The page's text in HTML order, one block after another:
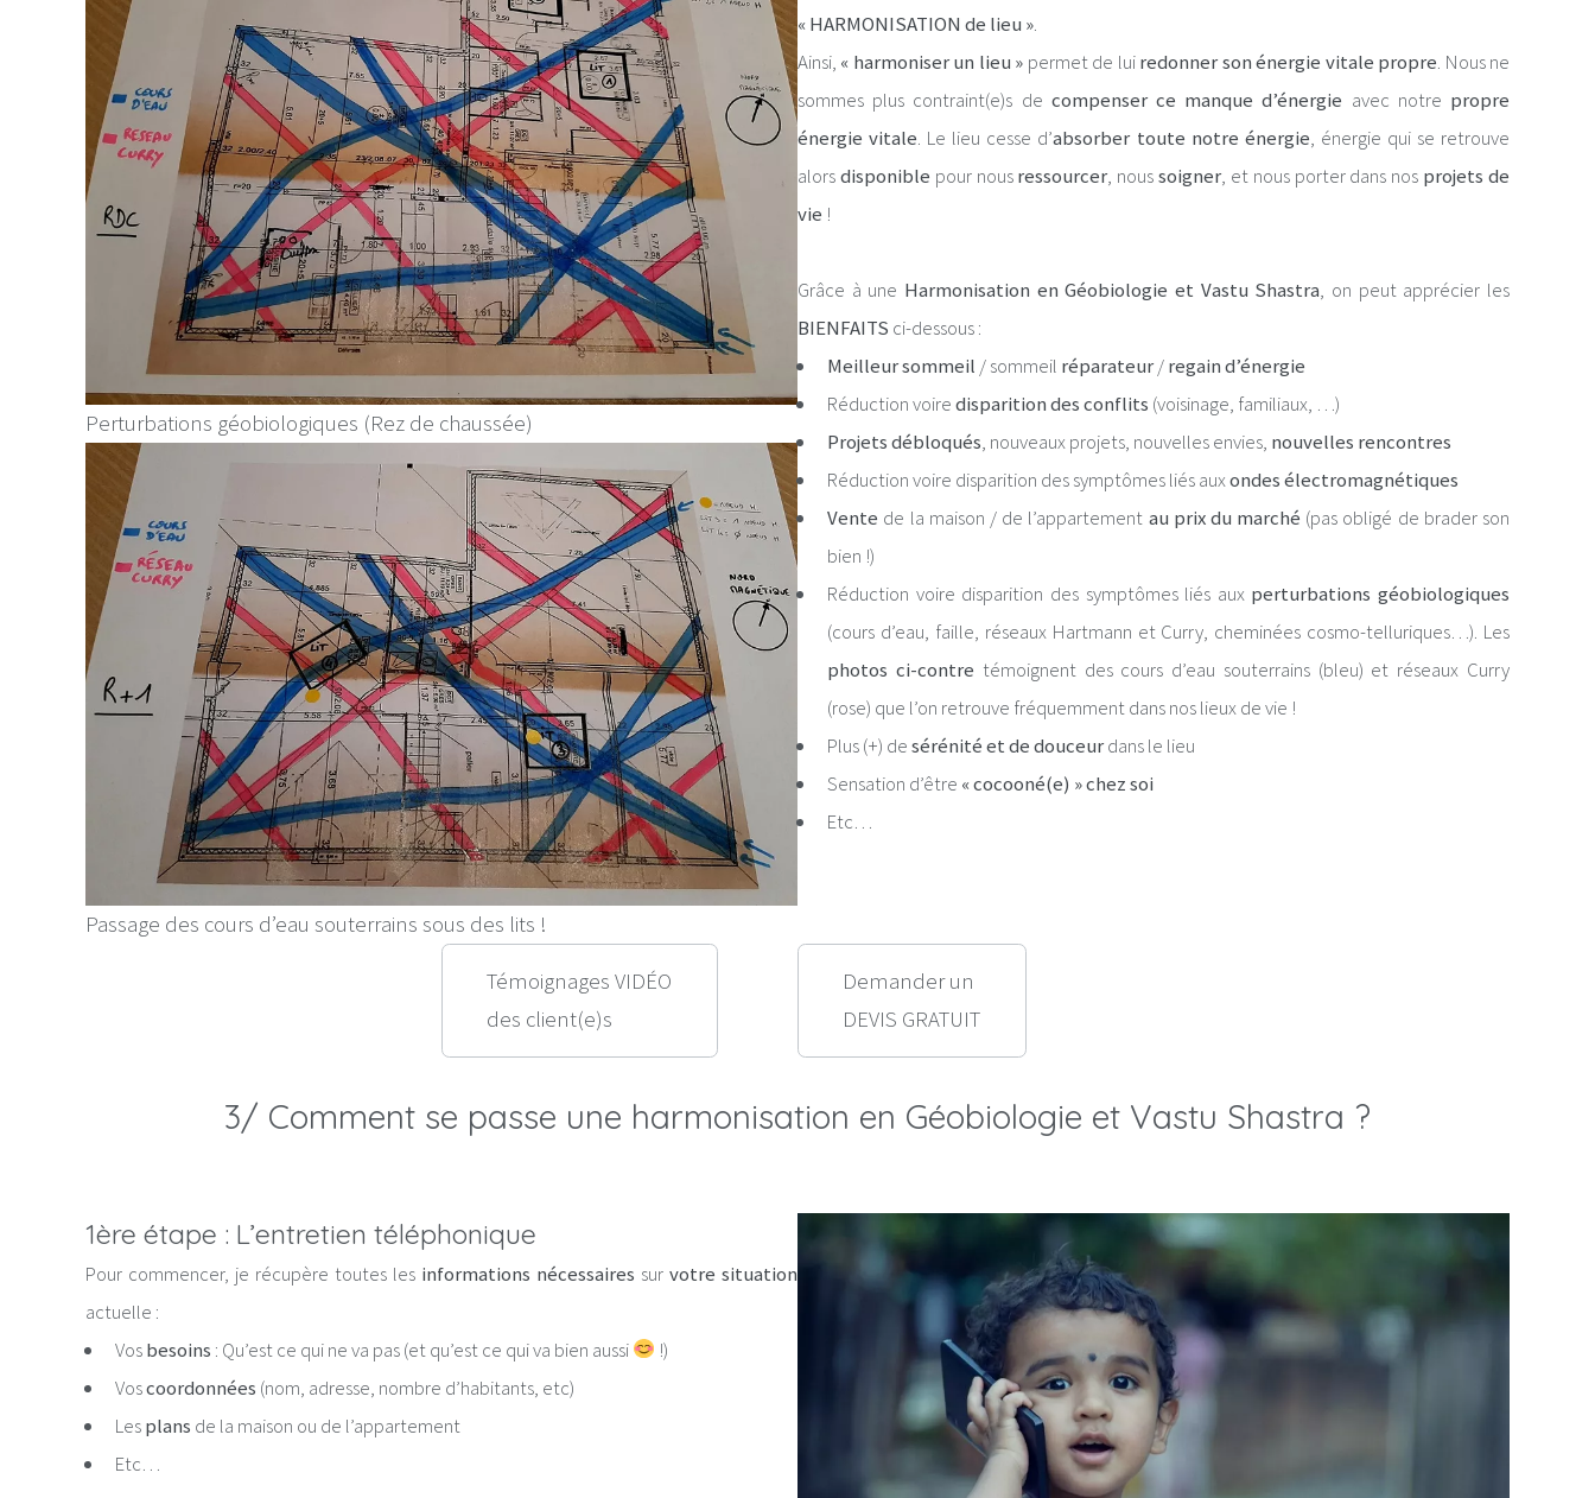
Perturbations géobiologiques (Rez de chaussée)
Passage des cours d’eau souterrains sous des lits !
« HARMONISATION de lieu ».
Ainsi, « harmoniser un lieu » permet de luiredonner son énergie vitale propre. Nous ne
sommes plus contraint(e)s de compenser ce manque d’énergie avec notre propre
énergie vitale. Le lieu cesse d’absorber toute notre énergie, énergie qui se retrouve
alorsdisponible pour nousressourcer, noussoigner, et nous porter dans nos projets de
vie !
Grâce à une Harmonisation en Géobiologie et Vastu Shastra, on peut apprécier les
BIENFAITS ci-dessous :
Meilleur sommeil / sommeil réparateur/regain d’énergie
Réduction voiredisparition des conflits (voisinage, familiaux, …)
Projets débloqués, nouveaux projets, nouvelles envies, nouvelles rencontres
Réduction voire disparition des symptômes liés auxondes électromagnétiques
Vente de la maison / de l’appartement au prix du marché (pas obligé de brader son
bien !)
Réduction voire disparition des symptômes liés aux perturbations géobiologiques
(cours d’eau, faille, réseaux Hartmann et Curry, cheminées cosmo-telluriques…). Les
photos ci-contre témoignent des cours d’eau souterrains (bleu) et réseaux Curry
(rose) que l’on retrouve fréquemment dans nos lieux de vie !
Plus (+) desérénité et de douceurdans le lieu
Sensation d’être « cocooné(e) » chez soi
Etc…
Témoignages VIDÉO
des client(e)s
Demander un
DEVIS GRATUIT
3/ Comment se passe une harmonisation en Géobiologie et Vastu Shastra ?
1ère étape : L’entretien téléphonique
Pour commencer, je récupère toutes les informations nécessaires sur votre situation
actuelle :
Vosbesoins : Qu’est ce qui ne va pas (et qu’est ce qui va bien aussi
!)
Voscoordonnées (nom, adresse, nombre d’habitants, etc)
Lesplans de la maison ou de l’appartement
Etc…